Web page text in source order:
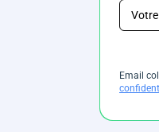
Email